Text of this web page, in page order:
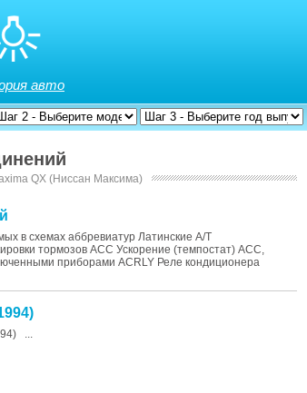
авто
QX (Ниссан Максима)
в схемах аббревиатур Латинские A/T
тормозов ACC Ускорение (темпостат) ACC,
приборами ACRLY Реле кондиционера
...